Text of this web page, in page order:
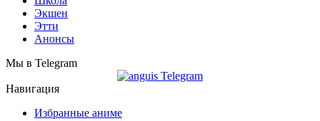
Экшен
Этти
Анонсы
Мы в Telegram
Навигация
Избранные аниме